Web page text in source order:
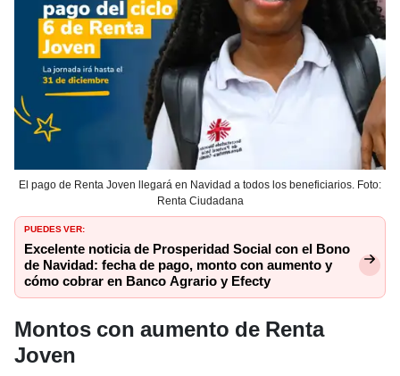
El pago de Renta Joven llegará en Navidad a todos los beneficiarios. Foto:
Renta Ciudadana
PUEDES VER:
Excelente noticia de Prosperidad Social con el Bono
de Navidad: fecha de pago, monto con aumento y
cómo cobrar en Banco Agrario y Efecty
Montos con aumento de Renta
Joven